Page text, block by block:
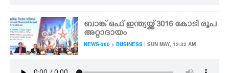
ബാങ്ക് ഒഫ് ഇന്ത്യയ്ക്ക് 3016 കോടി രൂപ
അറ്റാദായം
NEWS-360 > BUSINESS | SUN MAY, 12:32 AM